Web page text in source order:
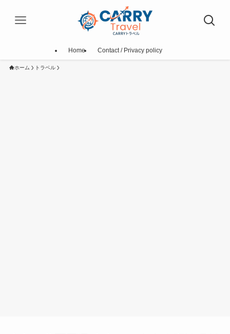
Home Contact / Privacy policy
ホーム トラベル